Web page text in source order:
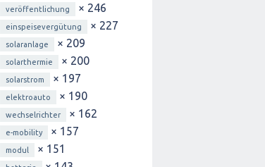
veröffentlichung × 246
einspeisevergütung × 227
solaranlage × 209
solarthermie × 200
solarstrom × 197
elektroauto × 190
wechselrichter × 162
e-mobility × 157
modul × 151